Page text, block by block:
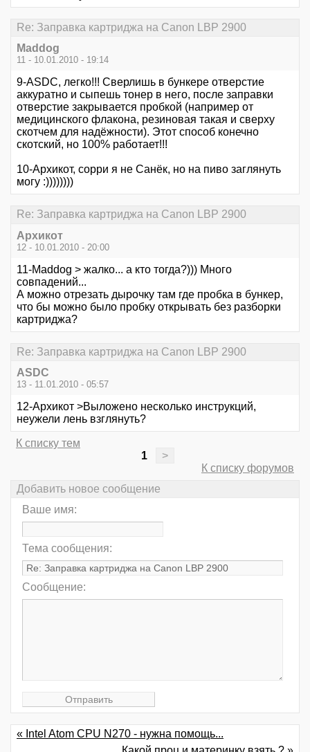
Re: Заправка картриджа на Canon LBP 2900
Maddog
11 - 10.01.2010 - 19:14
9-ASDC, легко!!! Сверлишь в бункере отверстие
аккуратно и сыпешь тонер в него, после заправки
отверстие закрывается пробкой (например от
медицинского флакона, резиновая такая и сверху
скотчем для надёжности). Этот способ конечно
скотский, но 100% работает!!!
10-Архикот, сорри я не Санёк, но на пиво заглянуть
могу :))))))))
Re: Заправка картриджа на Canon LBP 2900
Архикот
12 - 10.01.2010 - 20:00
11-Maddog > жалко... а кто тогда?))) Много
совпадений...
А можно отрезать дырочку там где пробка в бункер,
что бы можно было пробку открывать без разборки
картриджа?
Re: Заправка картриджа на Canon LBP 2900
ASDC
13 - 11.01.2010 - 05:57
12-Архикот >Выложено несколько инструкций,
неужели лень взглянуть?
К списку тем
1
>
К списку форумов
Добавить новое сообщение
Ваше имя:
Тема сообщения:
Сообщение:
« Intel Atom CPU N270 - нужна помощь...